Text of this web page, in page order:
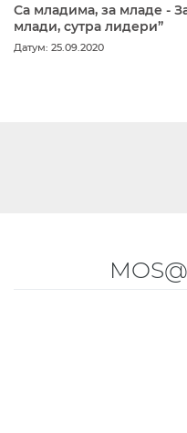
Са младима, за младе -
млади, сутра лидери”
Датум: 25.09.2020